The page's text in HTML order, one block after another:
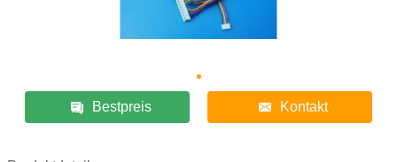
Bestpreis Kontakt